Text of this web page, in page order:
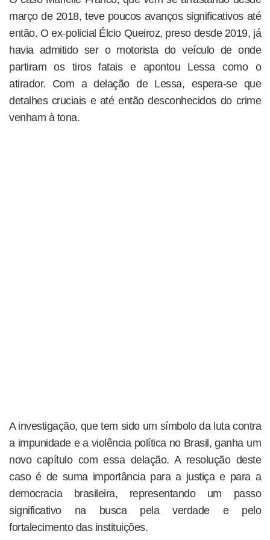
março de 2018, teve poucos avanços significativos até
então. O ex-policial Élcio Queiroz, preso desde 2019, já
havia admitido ser o motorista do veículo de onde
partiram os tiros fatais e apontou Lessa como o
atirador. Com a delação de Lessa, espera-se que
detalhes cruciais e até então desconhecidos do crime
venham à tona.
A investigação, que tem sido um símbolo da luta contra
a impunidade e a violência política no Brasil, ganha um
novo capítulo com essa delação. A resolução deste
caso é de suma importância para a justiça e para a
democracia brasileira, representando um passo
significativo na busca pela verdade e pelo
fortalecimento das instituições.